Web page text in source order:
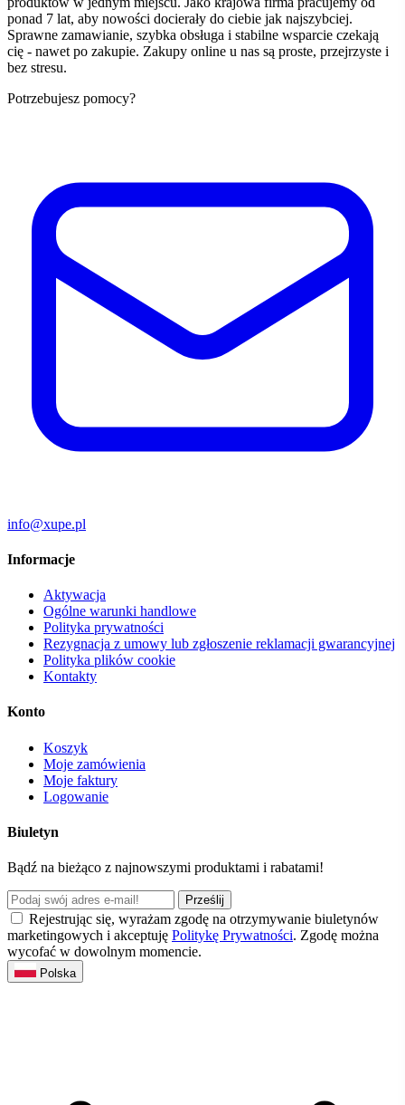
ponad 7 lat, aby nowości docierały do ciebie jak najszybciej.
Sprawne zamawianie, szybka obsługa i stabilne wsparcie czekają
cię - nawet po zakupie. Zakupy online u nas są proste, przejrzyste i
bez stresu.
Potrzebujesz pomocy?
info@xupe.pl
Informacje
Aktywacja
Ogólne warunki handlowe
Polityka prywatności
Rezygnacja z umowy lub zgłoszenie reklamacji gwarancyjnej
Polityka plików cookie
Kontakty
Konto
Koszyk
Moje zamówienia
Moje faktury
Logowanie
Biuletyn
Bądź na bieżąco z najnowszymi produktami i rabatami!
Prześlij
Rejestrując się, wyrażam zgodę na otrzymywanie biuletynów
marketingowych i akceptuję Politykę Prywatności. Zgodę można
wycofać w dowolnym momencie.
Polska